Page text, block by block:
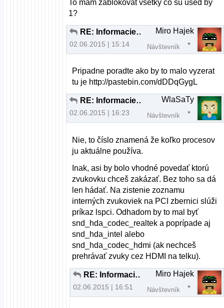
To mam zablokovat vsetky co su used by
1?
RE: Informacie ohladom MIDI keyboardu
02.06.2015 | 15:14
Miro Hajek
Návštevník
Pripadne poradte ako by to malo vyzerat
tu je http://pastebin.com/dDDqGygL
RE: Informacie ohladom MIDI keyboardu
02.06.2015 | 16:23
WlaSaTy
Návštevník
Nie, to číslo znamená že koľko procesov
ju aktuálne používa.
Inak, asi by bolo vhodné povedať ktorú
zvukovku chceš zakázať. Bez toho sa dá
len hádať. Na zistenie zoznamu
interných zvukoviek na PCI zbernici slúži
príkaz lspci. Odhadom by to mal byť
snd_hda_codec_realtek a poprípade aj
snd_hda_intel alebo
snd_hda_codec_hdmi (ak nechceš
prehrávať zvuky cez HDMI na telku).
RE: Informacie ohladom MIDI keyboardu
02.06.2015 | 16:51
Miro Hajek
Návštevník